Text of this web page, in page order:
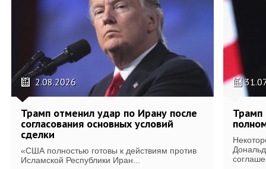
2.08.2026
Трамп отменил удар по Ирану после
согласования основных условий
сделки
«США полностью готовы к действиям против
Исламской Республики Иран...
Трамп